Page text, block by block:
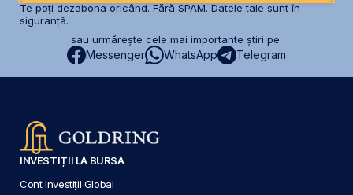
Te poți dezabona oricând. Fără SPAM. Datele tale sunt în
siguranță.
sau urmărește cele mai importante știri pe:
Messenger WhatsApp Telegram
INVESTIȚII LA BURSA
Cont Investiții Global